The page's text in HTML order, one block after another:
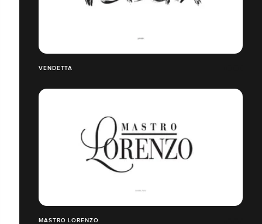
VENDETTA
MASTRO LORENZO